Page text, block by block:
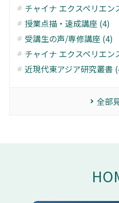
チャイナ エクスペリエ
授業点描・速成講座 (4)
受講生の声/専修講座 (4)
チャイナ エクスペリエ
近現代東アジア研究叢書
全部